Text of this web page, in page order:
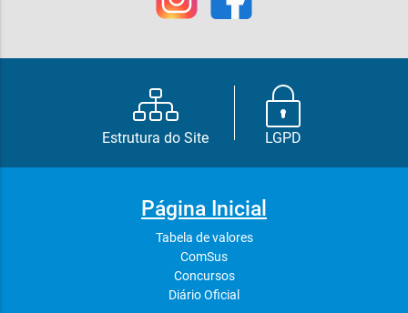
Estrutura do Site LGPD
Página Inicial
Tabela de valores
ComSus
Concursos
Diário Oficial